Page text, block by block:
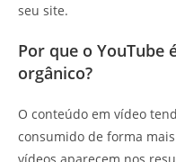
seu site.
Por que o
orgânico?
O conteúdo em vídeo
consumido de forma
vídeos aparecem nos